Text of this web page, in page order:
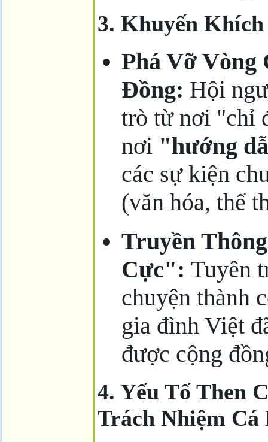
3. Khuyến
Phá Vỡ Vòng
Đồng: Hội
trò từ nơi "chỉ
nơi "hướng
các sự kiện
(văn hóa, thể
Truyền
Cực": Tuyên
chuyện thành
gia đình Việt
được cộng
4. Yếu Tố Then
Trách Nhiệm Cá